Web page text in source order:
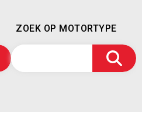
ZOEK OP MOTORTYPE